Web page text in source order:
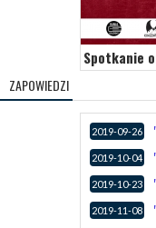
Spotkanie
ZAPOWIEDZI
2019-09-26
2019-10-04
2019-10-23
2019-11-08